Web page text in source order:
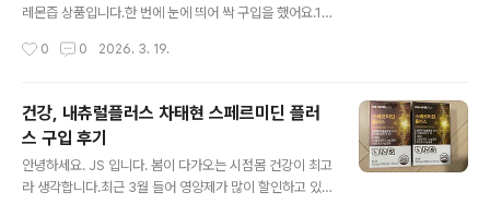
측정 기계에서는 고혈압이 나오는데, 수동으로 간호사분이
하면서...예전에는 기계로 측정해도 정상이었는데, 내 몸에
레몬즙 상품입니다.한 번에 눈에 띄어 싹 구입을 했어요.15
입10개 47,000원 이지만, 후기 쓰고 하면 가격이 차지해
서 구입했어요. 저는 무조건 스페인산 유기농 레몬을 구입
하고 있습니다.이번 제품도 100% 생레몬 착츱첨가물 하
나도 없는 제품입니다. 비타민 가득한 레몬즙아침에 공복
에 꿀과 함께 타 먹고 있어요.레몬즙에 꿀, 이 조합으로 5년
0 0 2026. 3. 19.
건강, 내츄럴플러스 차태현 스페르미딘 플러
스 구입 후기
안녕하세요. JS 입니다. 봄이 다가오는 시점몸 건강이 최고
라 생각합니다.최근 3월 들어 영양제가 많이 할인하고 있